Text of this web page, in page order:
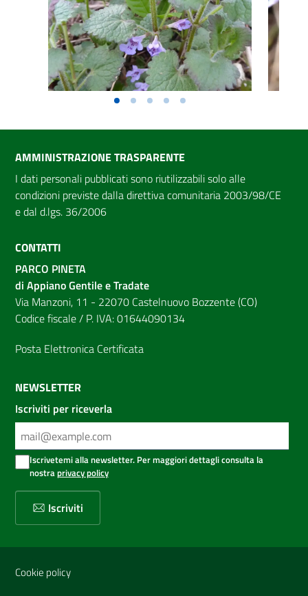
AMMINISTRAZIONE TRASPARENTE
I dati personali pubblicati sono riutilizzabili solo alle
condizioni previste dalla direttiva comunitaria 2003/98/CE
e dal d.lgs. 36/2006
CONTATTI
PARCO PINETA
di Appiano Gentile e Tradate
Via Manzoni, 11 - 22070 Castelnuovo Bozzente (CO)
Codice fiscale / P. IVA: 01644090134
Posta Elettronica Certificata
NEWSLETTER
Iscriviti per riceverla
Iscrivetemi alla newsletter. Per maggiori dettagli consulta la
nostraprivacy policy
Iscriviti
Sezione Link Utili
Cookie policy